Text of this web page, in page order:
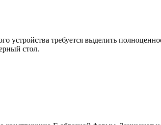
устройства требуется выделить
стол.